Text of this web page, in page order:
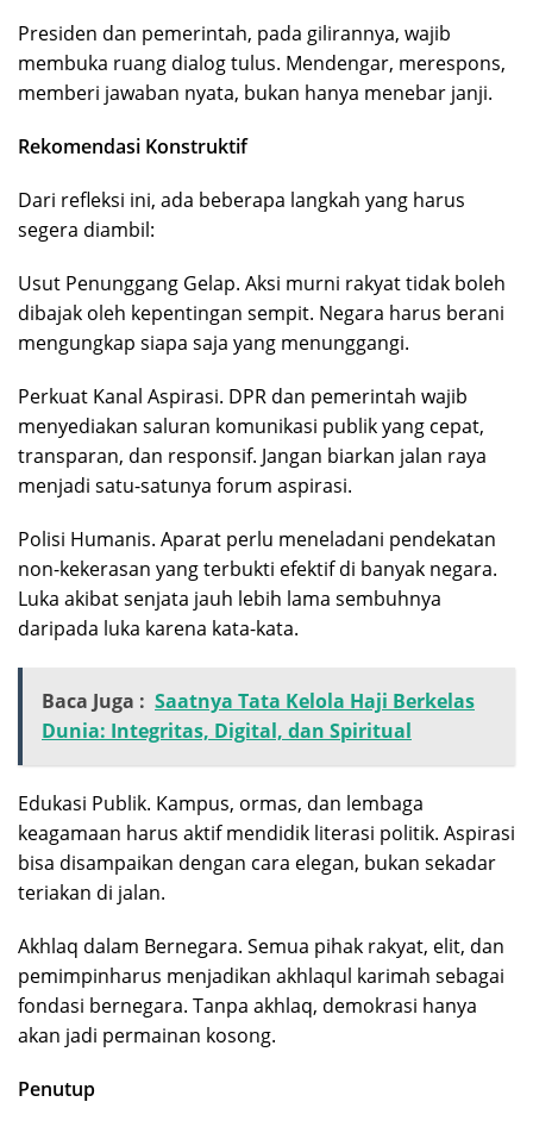
Presiden dan pemerintah, pada gilirannya, wajib
membuka ruang dialog tulus. Mendengar, merespons,
memberi jawaban nyata, bukan hanya menebar janji.
Rekomendasi Konstruktif
Dari refleksi ini, ada beberapa langkah yang harus
segera diambil:
Usut Penunggang Gelap. Aksi murni rakyat tidak boleh
dibajak oleh kepentingan sempit. Negara harus berani
mengungkap siapa saja yang menunggangi.
Perkuat Kanal Aspirasi. DPR dan pemerintah wajib
menyediakan saluran komunikasi publik yang cepat,
transparan, dan responsif. Jangan biarkan jalan raya
menjadi satu-satunya forum aspirasi.
Polisi Humanis. Aparat perlu meneladani pendekatan
non-kekerasan yang terbukti efektif di banyak negara.
Luka akibat senjata jauh lebih lama sembuhnya
daripada luka karena kata-kata.
Baca Juga : Saatnya Tata Kelola Haji Berkelas
Dunia: Integritas, Digital, dan Spiritual
Edukasi Publik. Kampus, ormas, dan lembaga
keagamaan harus aktif mendidik literasi politik. Aspirasi
bisa disampaikan dengan cara elegan, bukan sekadar
teriakan di jalan.
Akhlaq dalam Bernegara. Semua pihak rakyat, elit, dan
pemimpinharus menjadikan akhlaqul karimah sebagai
fondasi bernegara. Tanpa akhlaq, demokrasi hanya
akan jadi permainan kosong.
Penutup